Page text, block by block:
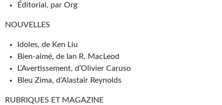
Newsletter
Le Bélial' sur Youtube
LE BLOG BIFROST
Tous les articles
Éditorial, par Org
NOUVELLES
Idoles, de Ken Liu
Bien-aimé, de Ian R. MacLeod
L’Avertissement, d’Olivier Caruso
Bleu Zima, d’Alastair Reynolds
RUBRIQUES ET MAGAZINE